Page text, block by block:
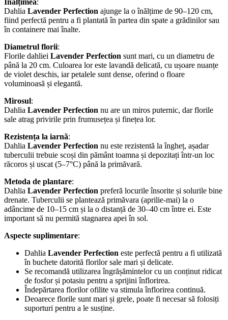
Dahlia Lavender Perfection ajunge la o înălțime de 90–120 cm,
fiind perfectă pentru a fi plantată în partea din spate a grădinilor sau
în containere mai înalte.
Diametrul florii:
Florile dahliei Lavender Perfection sunt mari, cu un diametru de
până la 20 cm. Culoarea lor este lavandă delicată, cu ușoare nuanțe
de violet deschis, iar petalele sunt dense, oferind o floare
voluminoasă și elegantă.
Mirosul:
Dahlia Lavender Perfection nu are un miros puternic, dar florile
sale atrag privirile prin frumusețea și finețea lor.
Rezistența la iarnă:
Dahlia Lavender Perfection nu este rezistentă la îngheț, așadar
tuberculii trebuie scoși din pământ toamna și depozitați într-un loc
răcoros și uscat (5–7°C) până la primăvară.
Metoda de plantare:
Dahlia Lavender Perfection preferă locurile însorite și solurile bine
drenate. Tuberculii se plantează primăvara (aprilie-mai) la o
adâncime de 10–15 cm și la o distanță de 30–40 cm între ei. Este
important să nu permită stagnarea apei în sol.
Aspecte suplimentare:
Dahlia Lavender Perfection este perfectă pentru a fi utilizată
în buchete datorită florilor sale mari și delicate.
Se recomandă utilizarea îngrășămintelor cu un conținut ridicat
de fosfor și potasiu pentru a sprijini înflorirea.
Îndepărtarea florilor ofilite va stimula înflorirea continuă.
Deoarece florile sunt mari și grele, poate fi necesar să folosiți
suporturi pentru a le susține.